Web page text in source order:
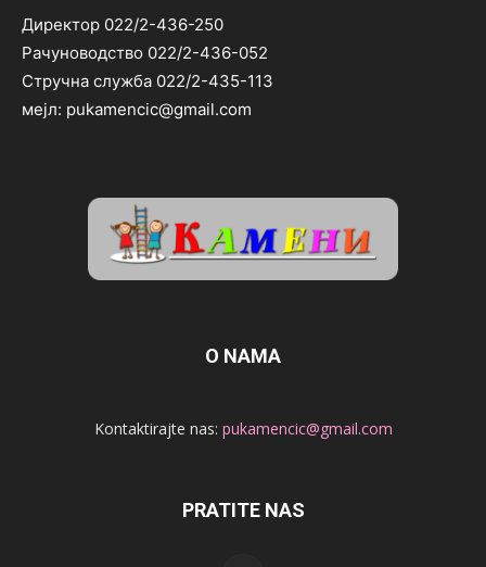
Директор 022/2-436-250
Рачуноводство 022/2-436-052
Стручна служба 022/2-435-113
мејл: pukamencic@gmail.com
O NAMA
Kontaktirajte nas: pukamencic@gmail.com
PRATITE NAS